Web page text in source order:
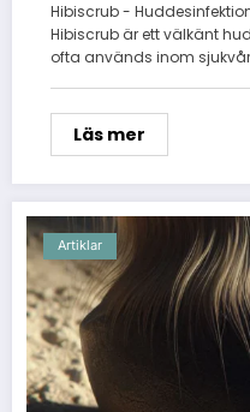
Hibiscrub -
Hibiscrub är ett välkänt
ofta används inom
Läs mer
Artiklar